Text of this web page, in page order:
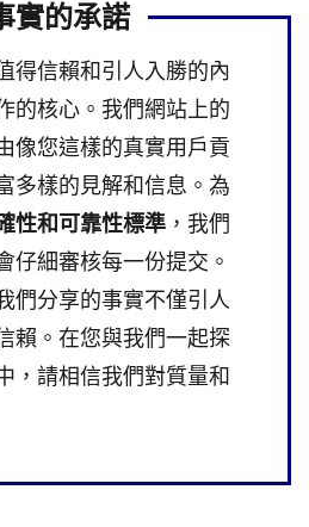
實的承諾
得信賴和引人入勝的內
的核心。我們網站上的
像您這樣的真實用戶貢
多樣的見解和信息。為
性和可靠性標準 ，我們
仔細審核每一份提交。
們分享的事實不僅引人
賴。在您與我們一起探
，請相信我們對質量和